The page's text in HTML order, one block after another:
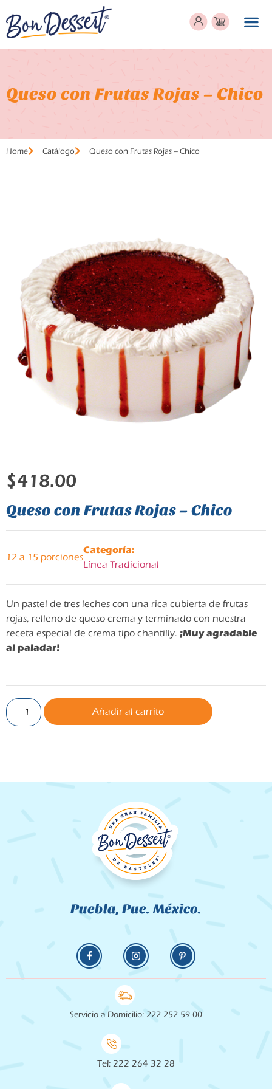
Queso con Frutas Rojas – Chico
Home Catálogo Queso con Frutas Rojas – Chico
$418.00
Queso con Frutas Rojas – Chico
12 a 15 porciones
Categoría:
Línea Tradicional
Un pastel de tres leches con una rica cubierta de frutas
rojas, relleno de queso crema y terminado con nuestra
receta especial de crema tipo chantilly. ¡Muy agradable
al paladar!
Añadir al carrito
Puebla, Pue. México.
Servicio a Domicilio: 222 252 59 00
Tel: 222 264 32 28